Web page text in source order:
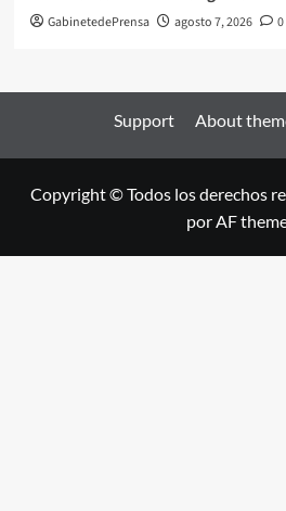
GabinetedePrensa agosto 7, 2026 0
Support About
Copyright © Todos los derechos
por AF